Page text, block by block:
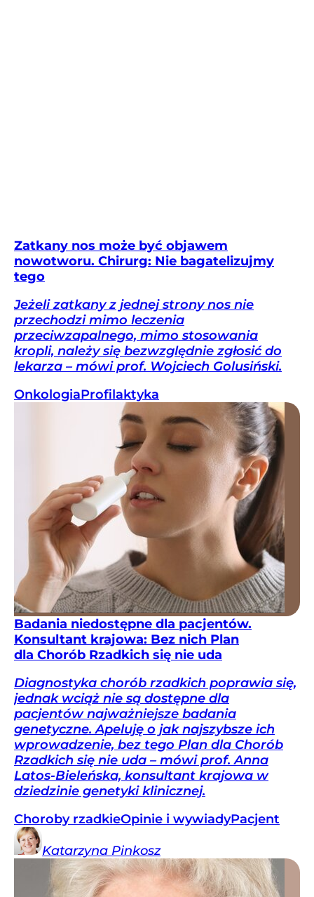
Zatkany nos może być objawem
nowotworu. Chirurg: Nie bagatelizujmy
tego
Jeżeli zatkany z jednej strony nos nie
przechodzi mimo leczenia
przeciwzapalnego, mimo stosowania
kropli, należy się bezwzględnie zgłosić do
lekarza – mówi prof. Wojciech Golusiński.
OnkologiaProfilaktyka
Badania niedostępne dla pacjentów.
Konsultant krajowa: Bez nich Plan
dla Chorób Rzadkich się nie uda
Diagnostyka chorób rzadkich poprawia się,
jednak wciąż nie są dostępne dla
pacjentów najważniejsze badania
genetyczne. Apeluję o jak najszybsze ich
wprowadzenie, bez tego Plan dla Chorób
Rzadkich się nie uda – mówi prof. Anna
Latos-Bieleńska, konsultant krajowa w
dziedzinie genetyki klinicznej.
Choroby rzadkieOpinie i wywiadyPacjent
Katarzyna Pinkosz